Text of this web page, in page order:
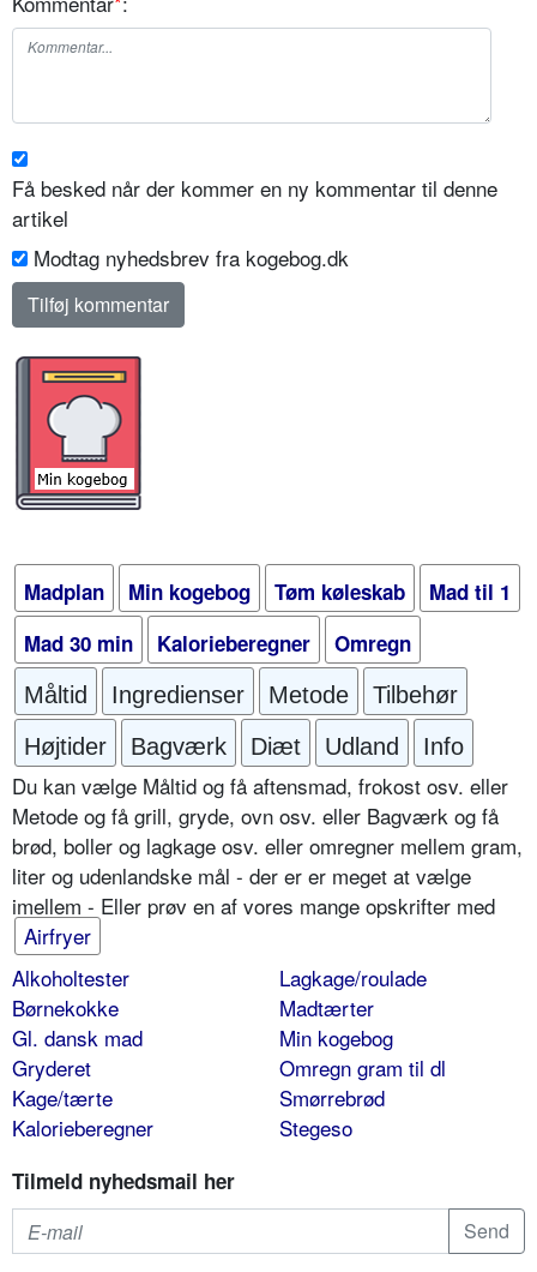
Få besked når der kommer en ny kommentar til denne
artikel
Modtag nyhedsbrev fra kogebog.dk
Madplan Min kogebog Tøm køleskab
Mad til 1
Mad 30 min
Kalorieberegner Omregn
Måltid Ingredienser Metode
Tilbehør
Højtider
Bagværk Diæt Udland Info
Du kan vælge Måltid og få aftensmad, frokost osv. eller
Metode og få grill, gryde, ovn osv. eller Bagværk og få
brød, boller og lagkage osv. eller omregner mellem gram,
liter og udenlandske mål - der er er meget at vælge
imellem - Eller prøv en af vores mange opskrifter med
Airfryer
Alkoholtester
Børnekokke
Gl. dansk mad
Gryderet
Kage/tærte
Kalorieberegner
Lagkage/roulade
Madtærter
Min kogebog
Omregn gram til dl
Smørrebrød
Stegeso
Tilmeld nyhedsmail her